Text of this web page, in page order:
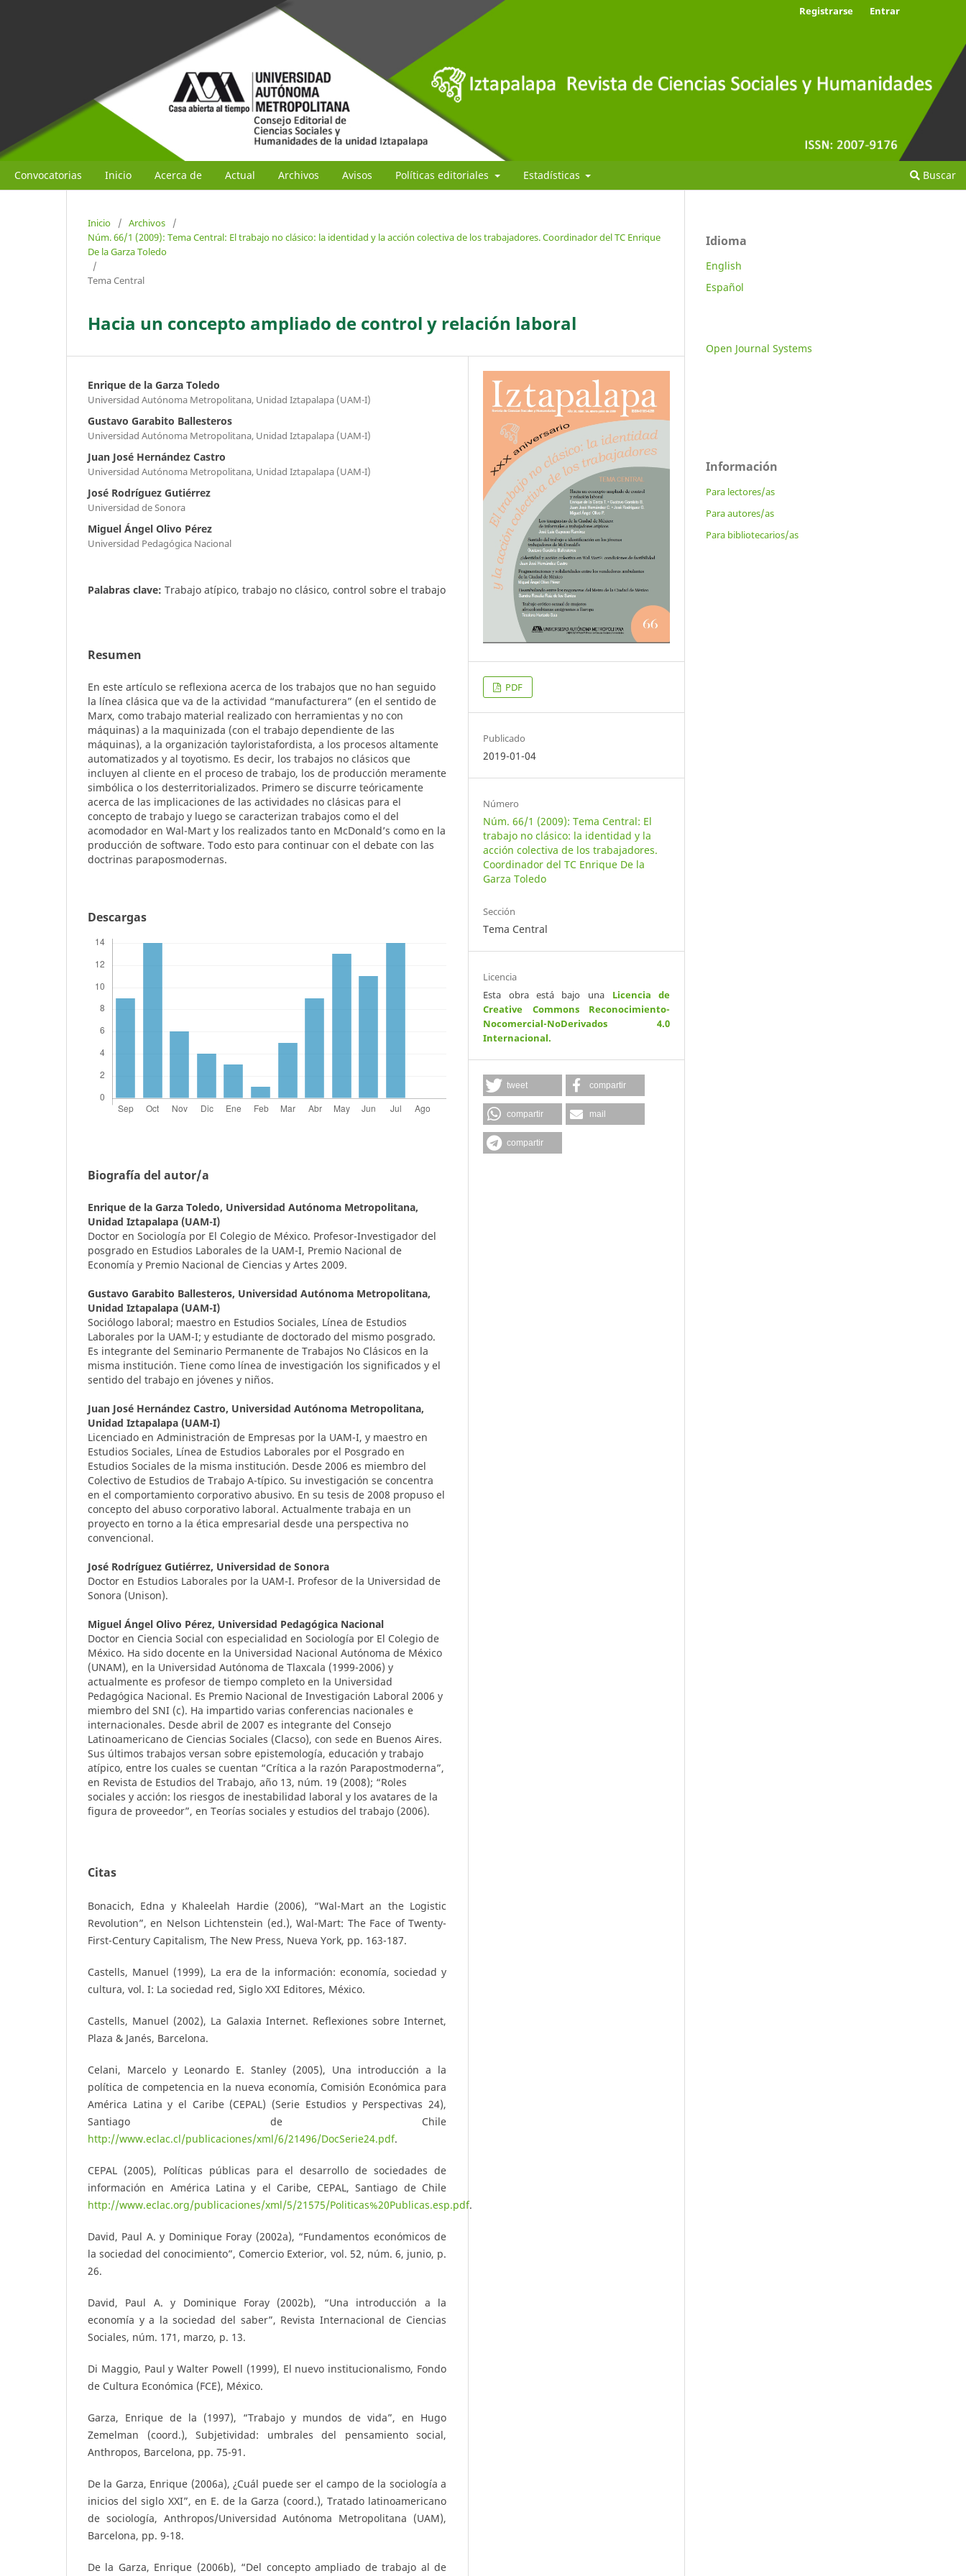
Convocatorias Inicio Acerca de Actual Archivos Avisos Políticas editoriales Estadísticas Buscar
Registrarse Entrar
Inicio / Archivos
/
Núm. 66/1 (2009): Tema Central: El trabajo no clásico: la identidad y la acción colectiva de los trabajadores. Coordinador del TC Enrique
De la Garza Toledo
/
Tema Central
Hacia un concepto ampliado de control y relación laboral
Enrique de la Garza Toledo
Universidad Autónoma Metropolitana, Unidad Iztapalapa (UAM-I)
Gustavo Garabito Ballesteros
Universidad Autónoma Metropolitana, Unidad Iztapalapa (UAM-I)
Juan José Hernández Castro
Universidad Autónoma Metropolitana, Unidad Iztapalapa (UAM-I)
José Rodríguez Gutiérrez
Universidad de Sonora
Miguel Ángel Olivo Pérez
Universidad Pedagógica Nacional
Palabras clave: Trabajo atípico, trabajo no clásico, control sobre el trabajo
Resumen
En este artículo se reflexiona acerca de los trabajos que no han seguido
la línea clásica que va de la actividad “manufacturera” (en el sentido de
Marx, como trabajo material realizado con herramientas y no con
máquinas) a la maquinizada (con el trabajo dependiente de las
máquinas), a la organización tayloristafordista, a los procesos altamente
automatizados y al toyotismo. Es decir, los trabajos no clásicos que
incluyen al cliente en el proceso de trabajo, los de producción meramente
simbólica o los desterritorializados. Primero se discurre teóricamente
acerca de las implicaciones de las actividades no clásicas para el
concepto de trabajo y luego se caracterizan trabajos como el del
acomodador en Wal-Mart y los realizados tanto en McDonald’s como en la
producción de software. Todo esto para continuar con el debate con las
doctrinas paraposmodernas.
Descargas
Biografía del autor/a
Enrique de la Garza Toledo, Universidad Autónoma Metropolitana,
Unidad Iztapalapa (UAM-I)
Doctor en Sociología por El Colegio de México. Profesor-Investigador del
posgrado en Estudios Laborales de la UAM-I, Premio Nacional de
Economía y Premio Nacional de Ciencias y Artes 2009.
Gustavo Garabito Ballesteros, Universidad Autónoma Metropolitana,
Unidad Iztapalapa (UAM-I)
Sociólogo laboral; maestro en Estudios Sociales, Línea de Estudios
Laborales por la UAM-I; y estudiante de doctorado del mismo posgrado.
Es integrante del Seminario Permanente de Trabajos No Clásicos en la
misma institución. Tiene como línea de investigación los significados y el
sentido del trabajo en jóvenes y niños.
Juan José Hernández Castro, Universidad Autónoma Metropolitana,
Unidad Iztapalapa (UAM-I)
Licenciado en Administración de Empresas por la UAM-I, y maestro en
Estudios Sociales, Línea de Estudios Laborales por el Posgrado en
Estudios Sociales de la misma institución. Desde 2006 es miembro del
Colectivo de Estudios de Trabajo A-típico. Su investigación se concentra
en el comportamiento corporativo abusivo. En su tesis de 2008 propuso el
concepto del abuso corporativo laboral. Actualmente trabaja en un
proyecto en torno a la ética empresarial desde una perspectiva no
convencional.
José Rodríguez Gutiérrez, Universidad de Sonora
Doctor en Estudios Laborales por la UAM-I. Profesor de la Universidad de
Sonora (Unison).
Miguel Ángel Olivo Pérez, Universidad Pedagógica Nacional
Doctor en Ciencia Social con especialidad en Sociología por El Colegio de
México. Ha sido docente en la Universidad Nacional Autónoma de México
(UNAM), en la Universidad Autónoma de Tlaxcala (1999-2006) y
actualmente es profesor de tiempo completo en la Universidad
Pedagógica Nacional. Es Premio Nacional de Investigación Laboral 2006 y
miembro del SNI (c). Ha impartido varias conferencias nacionales e
internacionales. Desde abril de 2007 es integrante del Consejo
Latinoamericano de Ciencias Sociales (Clacso), con sede en Buenos Aires.
Sus últimos trabajos versan sobre epistemología, educación y trabajo
atípico, entre los cuales se cuentan “Crítica a la razón Parapostmoderna”,
en Revista de Estudios del Trabajo, año 13, núm. 19 (2008); “Roles
sociales y acción: los riesgos de inestabilidad laboral y los avatares de la
figura de proveedor”, en Teorías sociales y estudios del trabajo (2006).
Citas
Bonacich, Edna y Khaleelah Hardie (2006), “Wal-Mart an the Logistic
Revolution”, en Nelson Lichtenstein (ed.), Wal-Mart: The Face of Twenty-
First-Century Capitalism, The New Press, Nueva York, pp. 163-187.
Castells, Manuel (1999), La era de la información: economía, sociedad y
cultura, vol. I: La sociedad red, Siglo XXI Editores, México.
Castells, Manuel (2002), La Galaxia Internet. Reflexiones sobre Internet,
Plaza & Janés, Barcelona.
Celani, Marcelo y Leonardo E. Stanley (2005), Una introducción a la
política de competencia en la nueva economía, Comisión Económica para
América Latina y el Caribe (CEPAL) (Serie Estudios y Perspectivas 24),
Santiago de Chile
http://www.eclac.cl/publicaciones/xml/6/21496/DocSerie24.pdf.
CEPAL (2005), Políticas públicas para el desarrollo de sociedades de
información en América Latina y el Caribe, CEPAL, Santiago de Chile
http://www.eclac.org/publicaciones/xml/5/21575/Politicas%20Publicas.esp.pdf.
David, Paul A. y Dominique Foray (2002a), “Fundamentos económicos de
la sociedad del conocimiento”, Comercio Exterior, vol. 52, núm. 6, junio, p.
26.
David, Paul A. y Dominique Foray (2002b), “Una introducción a la
economía y a la sociedad del saber”, Revista Internacional de Ciencias
Sociales, núm. 171, marzo, p. 13.
Di Maggio, Paul y Walter Powell (1999), El nuevo institucionalismo, Fondo
de Cultura Económica (FCE), México.
Garza, Enrique de la (1997), “Trabajo y mundos de vida”, en Hugo
Zemelman (coord.), Subjetividad: umbrales del pensamiento social,
Anthropos, Barcelona, pp. 75-91.
De la Garza, Enrique (2006a), ¿Cuál puede ser el campo de la sociología a
inicios del siglo XXI”, en E. de la Garza (coord.), Tratado latinoamericano
de sociología, Anthropos/Universidad Autónoma Metropolitana (UAM),
Barcelona, pp. 9-18.
De la Garza, Enrique (2006b), “Del concepto ampliado de trabajo al de
PDF
Publicado
2019-01-04
Número
Núm. 66/1 (2009): Tema Central: El
trabajo no clásico: la identidad y la
acción colectiva de los trabajadores.
Coordinador del TC Enrique De la
Garza Toledo
Sección
Tema Central
Licencia
Esta obra está bajo una Licencia de
Creative Commons Reconocimiento-
Nocomercial-NoDerivados 4.0
Internacional.
tweet compartir
compartir mail
compartir
Idioma
English
Español
Open Journal Systems
Información
Para lectores/as
Para autores/as
Para bibliotecarios/as